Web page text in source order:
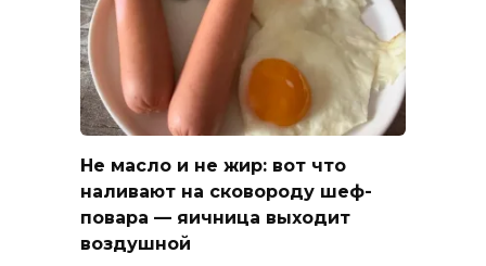
Не масло и не жир: вот что
наливают на сковороду шеф-
повара — яичница выходит
воздушной